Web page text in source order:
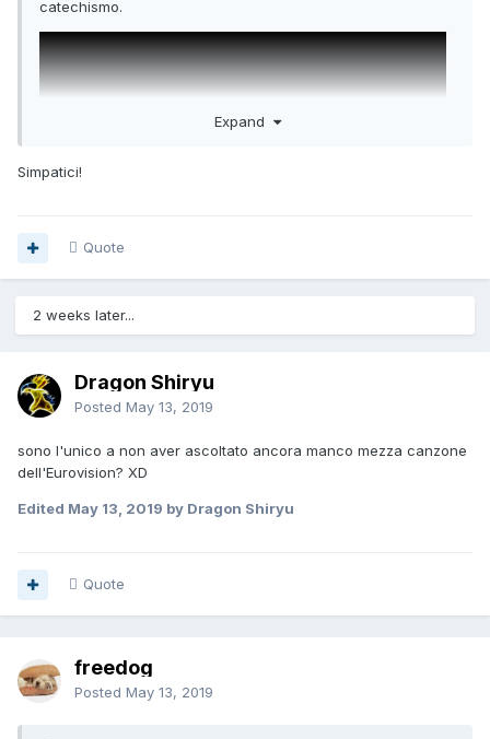
catechismo.
Expand
Simpatici!
Quote
2 weeks later...
Dragon Shiryu
Posted May 13, 2019
sono l'unico a non aver ascoltato ancora manco mezza canzone
dell'Eurovision? XD
Edited May 13, 2019 by Dragon Shiryu
Quote
freedog
Posted May 13, 2019